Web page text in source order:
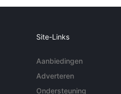
Site-Links
Aanbiedingen
Adverteren
Ondersteuning